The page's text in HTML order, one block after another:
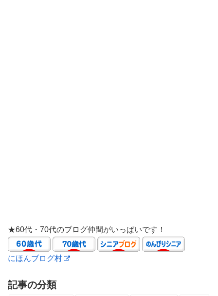
★60代・70代のブログ仲間がいっぱいです！
にほんブログ村
記事の分類